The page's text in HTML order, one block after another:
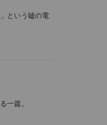
という嘘の電
一篇。